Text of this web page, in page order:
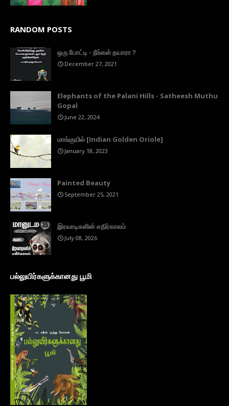
RANDOM POSTS
ஒரு போட்டி - நீங்கள் தயாரா ?
December 27, 2021
Elephants of the Palani Hills - Satheesh Muthu
Gopal
June 22, 2024
மாங்குயில் [Indian Golden Oriole]
January 18, 2023
Painted Beauty
September 25, 2021
இரவாடிகளின் எதிர்காலம்
July 08, 2026
பல்லுயிர்களுக்கானது பூமி